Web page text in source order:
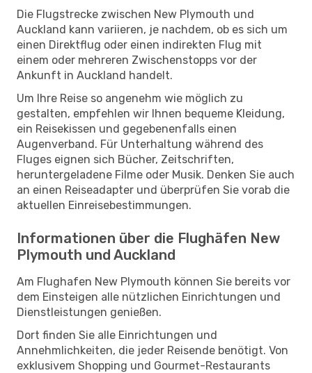
Die Flugstrecke zwischen New Plymouth und
Auckland kann variieren, je nachdem, ob es sich um
einen Direktflug oder einen indirekten Flug mit
einem oder mehreren Zwischenstopps vor der
Ankunft in Auckland handelt.
Um Ihre Reise so angenehm wie möglich zu
gestalten, empfehlen wir Ihnen bequeme Kleidung,
ein Reisekissen und gegebenenfalls einen
Augenverband. Für Unterhaltung während des
Fluges eignen sich Bücher, Zeitschriften,
heruntergeladene Filme oder Musik. Denken Sie auch
an einen Reiseadapter und überprüfen Sie vorab die
aktuellen Einreisebestimmungen.
Informationen über die Flughäfen New
Plymouth und Auckland
Am Flughafen New Plymouth können Sie bereits vor
dem Einsteigen alle nützlichen Einrichtungen und
Dienstleistungen genießen.
Dort finden Sie alle Einrichtungen und
Annehmlichkeiten, die jeder Reisende benötigt. Von
exklusivem Shopping und Gourmet-Restaurants